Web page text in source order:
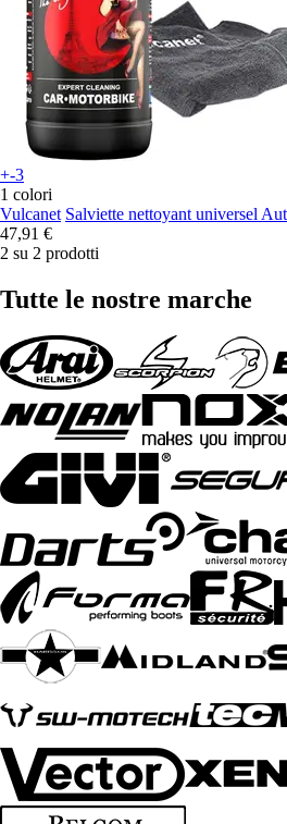
+-3
1 colori
Vulcanet Salviette nettoyant universel
47,91 €
2 su 2 prodotti
Tutte le nostre marche